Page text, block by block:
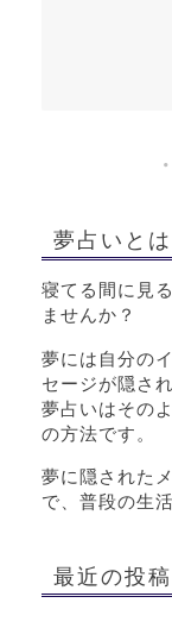
夢占いとは
寝てる間に見
ませんか？
夢には自分の
セージが隠さ
夢占いはその
の方法です。
夢に隠された
で、普段の生
最近の投稿